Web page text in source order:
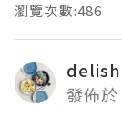
瀏覽次數:486
發佈